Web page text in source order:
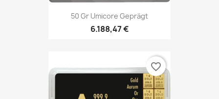
50 Gr Umicore Geprägt
6.188,47 €
favorite_border